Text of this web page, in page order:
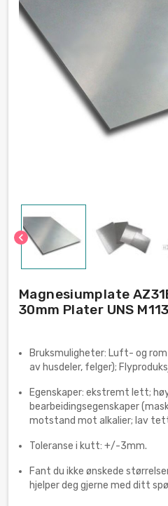
chevron_left
Magnesiumplate
30mm Plater UNS
Bruksmuligheter: Luft- og
av husdeler, felger);
Egenskaper: ekstremt lett;
bearbeidingsegenskaper
motstand mot alkalier; lav
Toleranse i kutt: +/-3mm.
Fant du ikke ønskede
hjelper deg gjerne med ditt